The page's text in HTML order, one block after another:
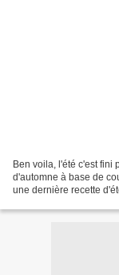
Ben voila, l'été c'est fini
d'automne à base de
une dernière recette